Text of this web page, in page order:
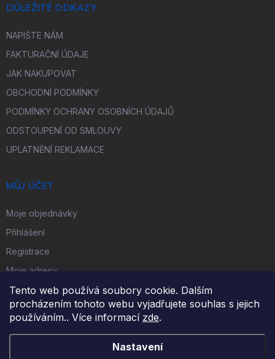
Tento web používá soubory cookie. Dalším
procházením tohoto webu vyjadřujete souhlas s jejich
používáním.. Více informací zde.
Nastavení
DŮLEŽITÉ ODKAZY
NAPIŠTE NÁM
FAKTURAČNÍ ÚDAJE
JAK NAKUPOVAT
OBCHODNÍ PODMÍNKY
PODMÍNKY OCHRANY OSOBNÍCH ÚDAJŮ
ODSTOUPENÍ OD SMLOUVY
UPLATNĚNÍ REKLAMACE
MŮJ ÚČET
Moje objednávky
Přihlášení
Registrace
Moje adresy
FACEBOOK